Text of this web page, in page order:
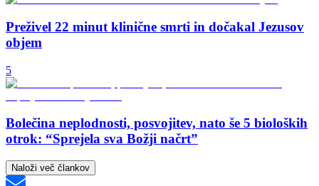
Preživel 22 minut klinične smrti in dočakal Jezusov
objem
5
Bolečina neplodnosti, posvojitev, nato še 5 bioloških
otrok: “Sprejela sva Božji načrt”
Naloži več člankov